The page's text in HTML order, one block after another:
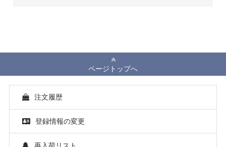
ページトップへ
注文履歴
登録情報の変更
再入荷リスト